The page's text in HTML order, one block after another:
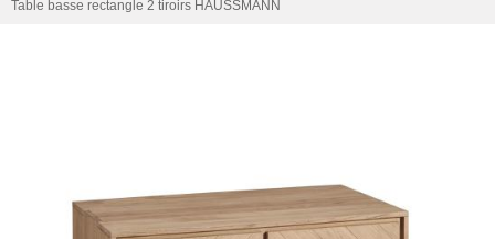
Table basse rectangle 2 tiroirs HAUSSMANN